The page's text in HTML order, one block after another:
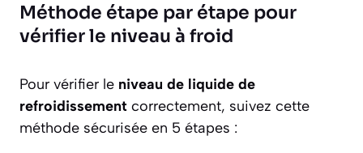
Méthode étape par étape pour
vérifier le niveau à froid
Pour vérifier le niveau de liquide de
refroidissement correctement, suivez cette
méthode sécurisée en 5 étapes :